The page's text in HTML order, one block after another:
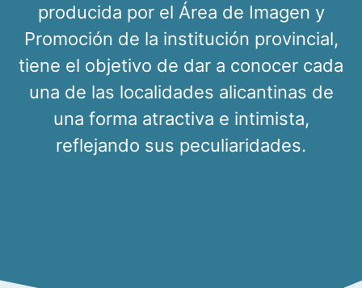
producida por el Área de Imagen y
Promoción de la institución provincial,
tiene el objetivo de dar a conocer cada
una de las localidades alicantinas de
una forma atractiva e intimista,
reflejando sus peculiaridades.